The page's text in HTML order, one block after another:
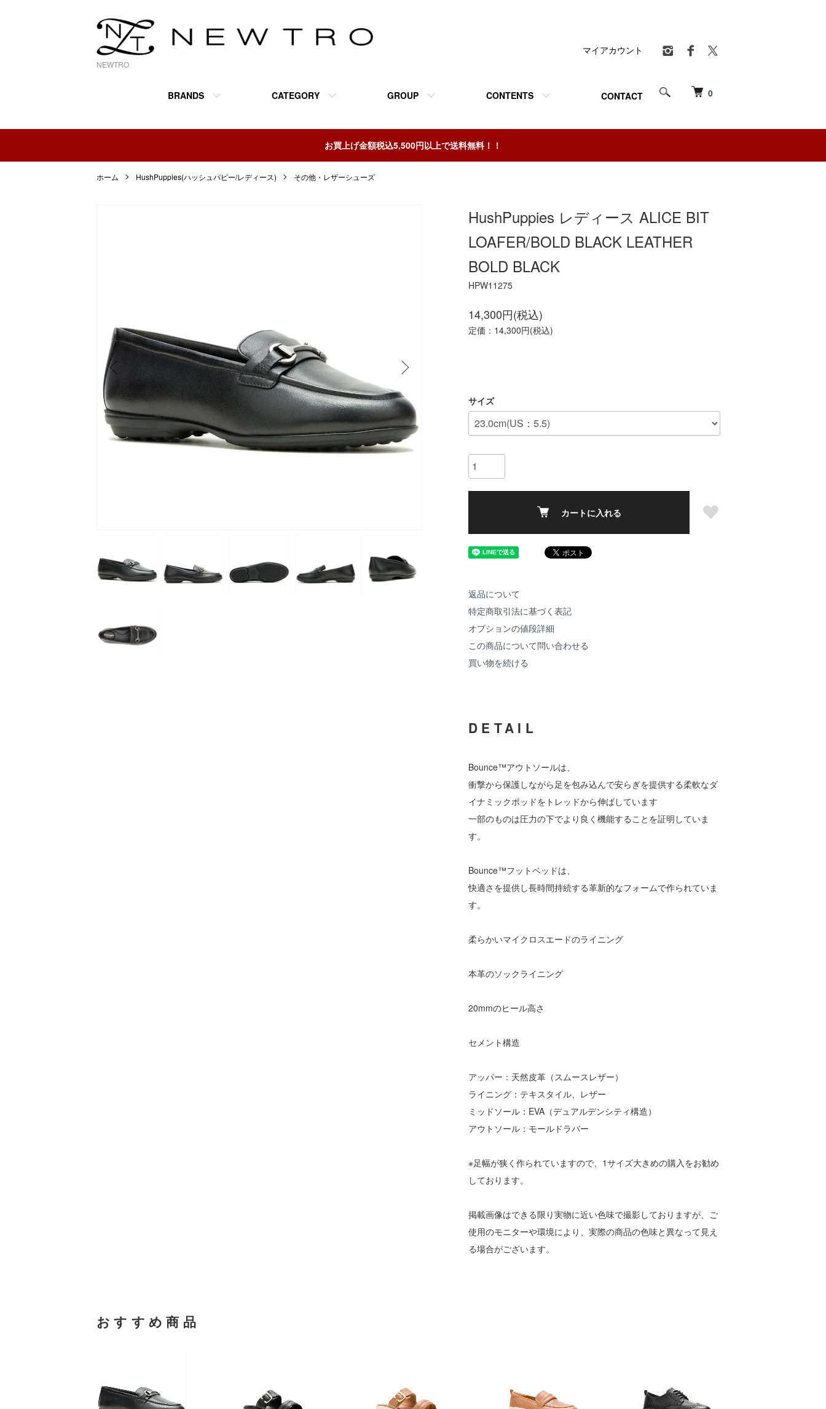
NEWTRO
0
BRANDS CATEGORY GROUP CONTENTS CONTACT
マイアカウント
お買上げ金額税込5,500円以上で送料無料！！
ホーム HushPuppies(ハッシュパピー/レディース) その他・レザーシューズ
HushPuppies レディース ALICE BIT
LOAFER/BOLD BLACK LEATHER
BOLD BLACK
HPW11275
14,300円(税込)
定価：14,300円(税込)
サイズ
カートに入れる
返品について
特定商取引法に基づく表記
オプションの値段詳細
この商品について問い合わせる
買い物を続ける
DETAIL
Bounce™アウトソールは、
衝撃から保護しながら足を包み込んで安らぎを提供する柔軟なダ
イナミックポッドをトレッドから伸ばしています
一部のものは圧力の下でより良く機能することを証明していま
す。
Bounce™フットベッドは、
快適さを提供し長時間持続する革新的なフォームで作られていま
す。
柔らかいマイクロスエードのライニング
本革のソックライニング
20mmのヒール高さ
セメント構造
アッパー：天然皮革（スムースレザー）
ライニング：テキスタイル、レザー
ミッドソール：EVA（デュアルデンシティ構造）
アウトソール：モールドラバー
※足幅が狭く作られていますので、1サイズ大きめの購入をお勧め
しております。
掲載画像はできる限り実物に近い色味で撮影しておりますが、ご
使用のモニターや環境により、実際の商品の色味と異なって見え
る場合がございます。
おすすめ商品